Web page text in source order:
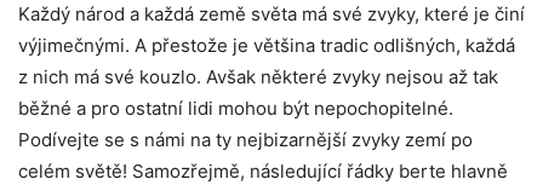
Každý národ a každá země světa má své zvyky, které je činí
výjimečnými. A přestože je většina tradic odlišných, každá
z nich má své kouzlo. Avšak některé zvyky nejsou až tak
běžné a pro ostatní lidi mohou být nepochopitelné.
Podívejte se s námi na ty nejbizarnější zvyky zemí po
celém světě! Samozřejmě, následující řádky berte hlavně